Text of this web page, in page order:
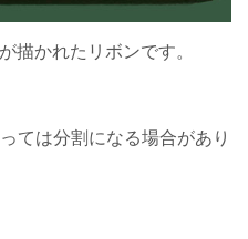
描かれたリボンです。
ては分割になる場合があり